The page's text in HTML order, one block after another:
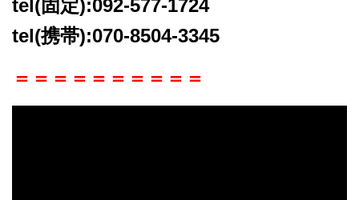
tel(固定):092-577-1724
tel(携帯):070-8504-3345
＝＝＝＝＝＝＝＝＝＝